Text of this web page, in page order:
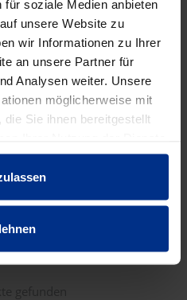
soziale Medien anbieten
unsere Website zu
wir Informationen zu Ihrer
an unsere Partner für
Analysen weiter. Unsere
möglicherweise mit
Sie ihnen bereitgestellt
S
1/2"
P
L
U
1 Stück
gefunden